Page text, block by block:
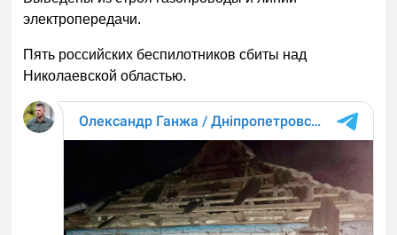
электропередачи.
Пять российских беспилотников сбиты над
Николаевской областью.